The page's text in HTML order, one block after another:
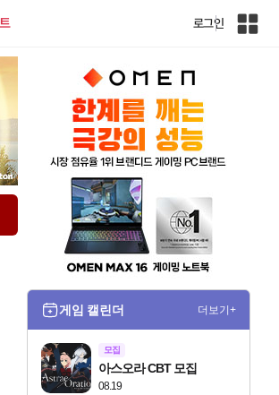
로그인
인
게임 캘린더 더보기+
모집
08.19
아스오라 CBT 모집